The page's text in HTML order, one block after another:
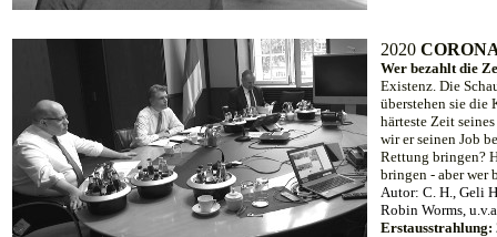
2020
Wer bezahlt die
Existenz. Die
überstehen sie die
härteste Zeit
wir er seinen Job
Rettung bringen?
bringen - aber wer
Autor: C. H., Geli
Robin Worms,
Erstausstrahlung: